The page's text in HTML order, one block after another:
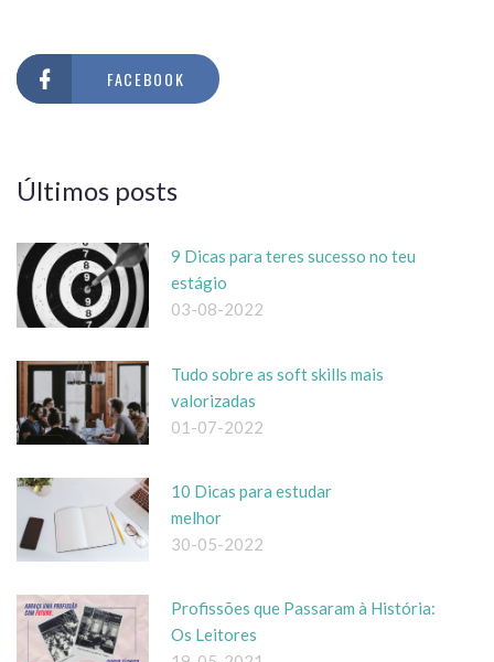
FACEBOOK
Últimos posts
9 Dicas para teres sucesso no teu
estágio
03-08-2022
Tudo sobre as soft skills mais
valorizadas
01-07-2022
10 Dicas para estudar
melhor
30-05-2022
Profissões que Passaram à História:
Os Leitores